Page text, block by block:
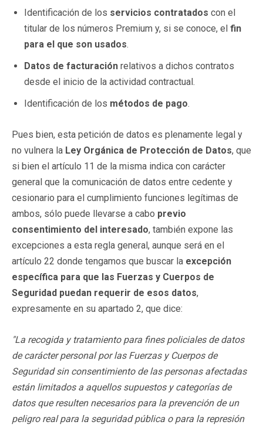
Identificación de los servicios contratados con el
titular de los números Premium y, si se conoce, el fin
para el que son usados.
Datos de facturación relativos a dichos contratos
desde el inicio de la actividad contractual.
Identificación de los métodos de pago.
Pues bien, esta petición de datos es plenamente legal y
no vulnera la Ley Orgánica de Protección de Datos, que
si bien el artículo 11 de la misma indica con carácter
general que la comunicación de datos entre cedente y
cesionario para el cumplimiento funciones legítimas de
ambos, sólo puede llevarse a cabo previo
consentimiento del interesado, también expone las
excepciones a esta regla general, aunque será en el
artículo 22 donde tengamos que buscar la excepción
específica para que las Fuerzas y Cuerpos de
Seguridad puedan requerir de esos datos,
expresamente en su apartado 2, que dice:
"La recogida y tratamiento para fines policiales de datos
de carácter personal por las Fuerzas y Cuerpos de
Seguridad sin consentimiento de las personas afectadas
están limitados a aquellos supuestos y categorías de
datos que resulten necesarios para la prevención de un
peligro real para la seguridad pública o para la represión